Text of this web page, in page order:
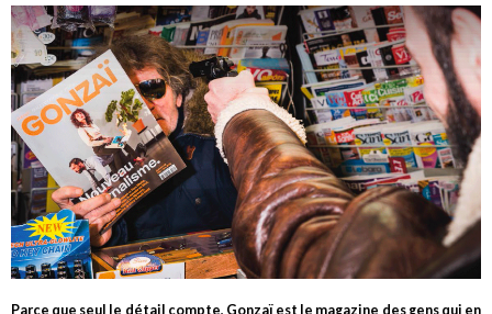
Parce que seul le détail compte, Gonzaï est le magazine des gens qui en